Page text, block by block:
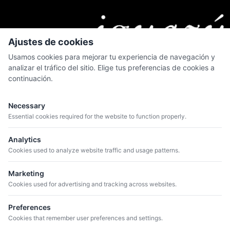
Quiénes somos
Catálogo
Bodegas
Blog
CONTACTO
info@iguazuvinos.com
DIRECCIÓN
Ajustes de cookies
Usamos cookies para mejorar tu experiencia de navegación y
analizar el tráfico del sitio. Elige tus preferencias de cookies a
continuación.
Necessary
Essential cookies required for the website to function properly.
Analytics
Cookies used to analyze website traffic and usage patterns.
Marketing
Cookies used for advertising and tracking across websites.
Preferences
Cookies that remember user preferences and settings.